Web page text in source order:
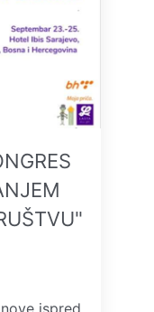
ispred